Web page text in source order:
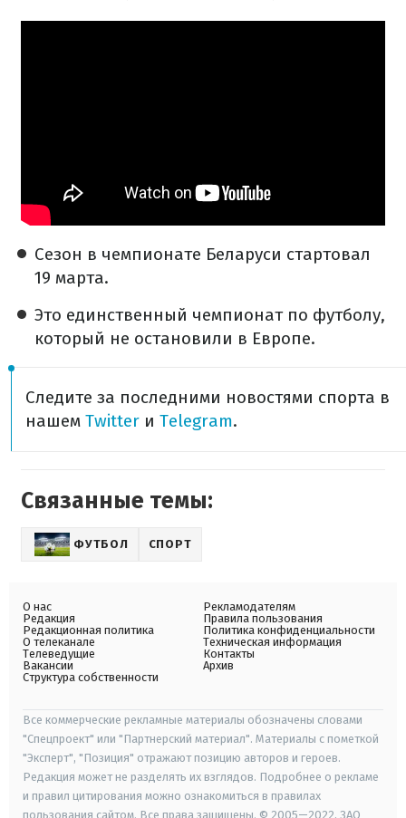
Сезон в чемпионате Беларуси стартовал
19 марта.
Это единственный чемпионат по футболу,
который не остановили в Европе.
Следите за последними новостями спорта в
нашем Twitter и Telegram.
Связанные темы:
ФУТБОЛ СПОРТ
О нас
Редакция
Редакционная политика
О телеканале
Телеведущие
Вакансии
Структура собственности
Рекламодателям
Правила пользования
Политика конфиденциальности
Техническая информация
Контакты
Архив
Все коммерческие рекламные материалы обозначены словами
"Спецпроект" или "Партнерский материал". Материалы с пометкой
"Эксперт", "Позиция" отражают позицию авторов и героев.
Редакция может не разделять их взглядов. Подробнее о рекламе
и правил цитирования можно ознакомиться в правилах
пользования сайтом. Все права защищены. © 2005—2022, ЗАО